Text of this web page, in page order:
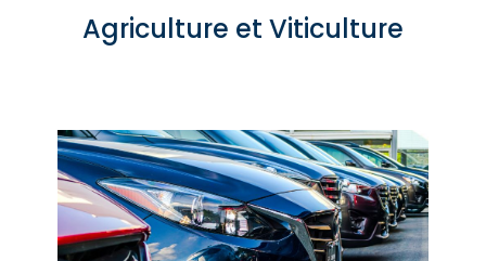
Agriculture et Viticulture